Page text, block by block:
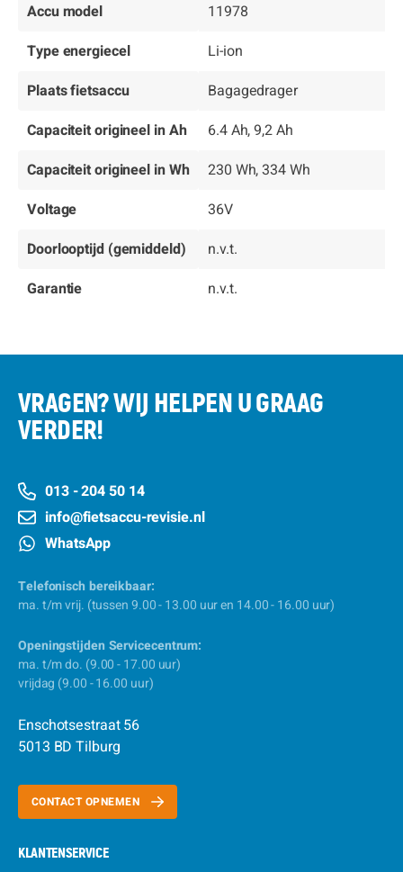
Accu model
11978
Type energiecel
Li-ion
Plaats fietsaccu
Bagagedrager
Capaciteit origineel in Ah
6.4 Ah, 9,2 Ah
Capaciteit origineel in Wh
230 Wh, 334 Wh
Voltage
36V
Doorlooptijd (gemiddeld)
n.v.t.
Garantie
n.v.t.
VRAGEN? WIJ HELPEN U GRAAG
VERDER!
013 - 204 50 14
info@fietsaccu-revisie.nl
WhatsApp
Telefonisch bereikbaar:
ma. t/m vrij. (tussen 9.00 - 13.00 uur en 14.00 - 16.00 uur)
Openingstijden Servicecentrum:
ma. t/m do. (9.00 - 17.00 uur)
vrijdag (9.00 - 16.00 uur)
Enschotsestraat 56
5013 BD Tilburg
CONTACT OPNEMEN
KLANTENSERVICE